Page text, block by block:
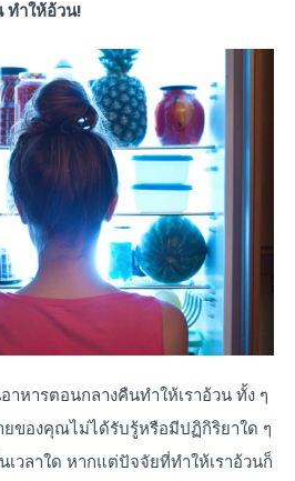
ทำให้อ้วน!
าหารตอนกลางคืนทำให้เราอ้วน ทั้ง ๆ
ยของคุณไม่ได้รับรู้หรือมีปฏิกิริยาใด ๆ
วลาใด หากแต่ปัจจัยที่ทำให้เราอ้วนก็